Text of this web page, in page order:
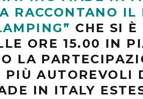
RACCONTANO IL
CHE SI È
ORE 15.00 IN
LA
PIÙ AUTOREVOLI
IN ITALY